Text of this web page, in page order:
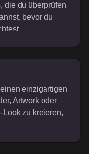
die du überprüfen,
bevor du
einzigartigen
Artwork oder
Look zu kreieren,